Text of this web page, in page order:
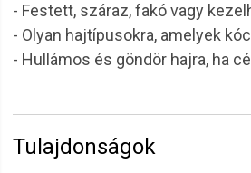
- Festett, száraz, fakó vagy
- Olyan hajtípusokra, amelyek
- Hullámos és göndör hajra, ha
Tulajdonságok